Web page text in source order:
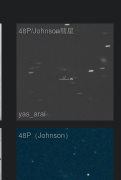
48P/Johnson彗星
yas_arai
48P（Johnson）